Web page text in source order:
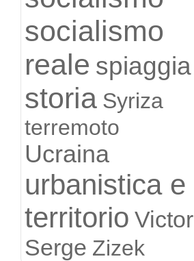
socialismo
reale spiaggia
storia Syriza
terremoto
Ucraina
urbanistica e
territorio Victor
Serge Zizek